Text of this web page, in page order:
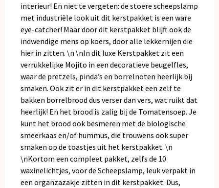
interieur! En niet te vergeten: de stoere scheepslamp
met industriële look uit dit kerstpakket is een ware
eye-catcher! Maar door dit kerstpakket blijft ook de
indwendige mens op koers, door alle lekkernijen die
hier in zitten. \n \nIn dit luxe Kerstpakket zit een
verrukkelijke Mojito in een decoratieve beugelfles,
waar de pretzels, pinda’s en borrelnoten heerlijk bij
smaken. Ook zit er in dit kerstpakket een zelf te
bakken borrelbrood dus verser dan vers, wat ruikt dat
heerlijk! En het brood is zalig bij de Tomatensoep. Je
kunt het brood ook besmeren met de biologische
smeerkaas en/of hummus, die trouwens ook super
smaken op de toastjes uit het kerstpakket. \n
\nKortom een compleet pakket, zelfs de 10
waxinelichtjes, voor de Scheepslamp, leuk verpakt in
een organzazakje zitten in dit kerstpakket. Dus,